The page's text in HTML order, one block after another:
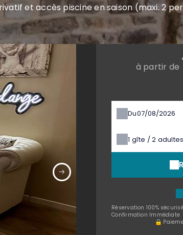
et accès piscine en saison (maxi. 2
à partir de
Du
1 gîte /2 adultes
Réservation 100%
Confirmation Immédiate